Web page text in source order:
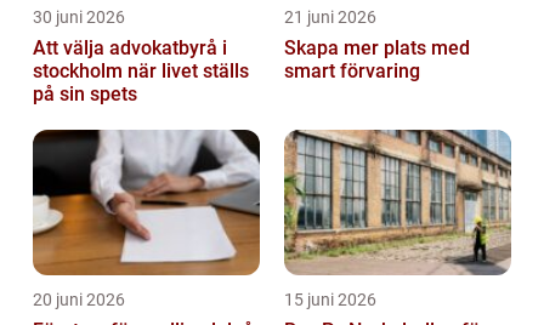
30 juni 2026
Att välja advokatbyrå i
stockholm när livet ställs
på sin spets
21 juni 2026
Skapa mer plats med
smart förvaring
20 juni 2026 15 juni 2026